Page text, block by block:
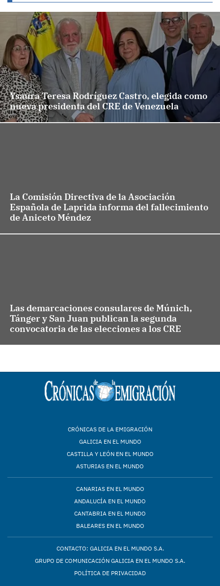
Ysaura Teresa Rodríguez Castro, elegida como
nueva presidenta del CRE de Venezuela
La Comisión Directiva de la Asociación
Española de Laprida informa del fallecimiento
de Aniceto Méndez
Las demarcaciones consulares de Múnich,
Tánger y San Juan publican la segunda
convocatoria de las elecciones a los CRE
CRÓNICAS DE LA EMIGRACIÓN
GALICIA EN EL MUNDO
CASTILLA Y LEÓN EN EL MUNDO
ASTURIAS EN EL MUNDO
CANARIAS EN EL MUNDO
ANDALUCÍA EN EL MUNDO
CANTABRIA EN EL MUNDO
BALEARES EN EL MUNDO
CONTACTO: GALICIA EN EL MUNDO S.A.
GRUPO DE COMUNICACIÓN GALICIA EN EL MUNDO S.A.
POLÍTICA DE PRIVACIDAD